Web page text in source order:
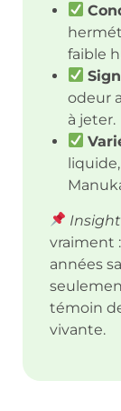
faible
odeur
à jeter.
vraiment
années
témoin
vivante.